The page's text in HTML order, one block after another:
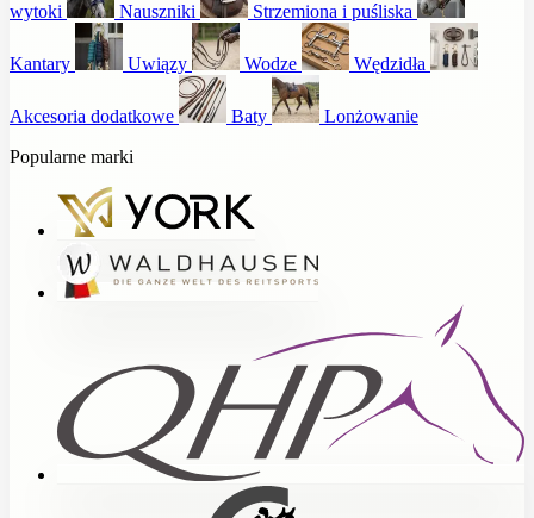
wytoki Nauszniki Strzemiona i puśliska
Kantary Uwiązy Wodze Wędzidła
Akcesoria dodatkowe Baty
Lonżowanie
Popularne marki